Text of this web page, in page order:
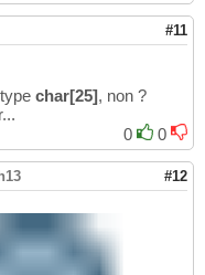
#11
char[25], non ?
0
0
#12